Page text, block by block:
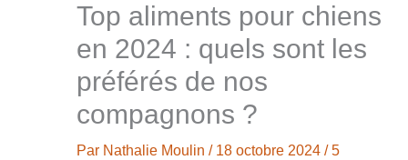
Top aliments pour chiens
en 2024 : quels sont les
préférés de nos
compagnons ?
Par Nathalie Moulin / 18 octobre 2024 /5